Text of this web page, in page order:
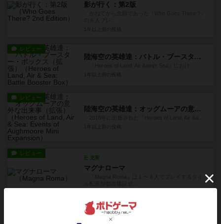
影が行く：第2版
レビュー
陸海空の英雄達：バトル・ブースター・ボックス（拡張）
レビュー
陸海空の英雄達：オッグムーアの意外な出来事（拡張）
レビュー
充実
マグナローマ
充実